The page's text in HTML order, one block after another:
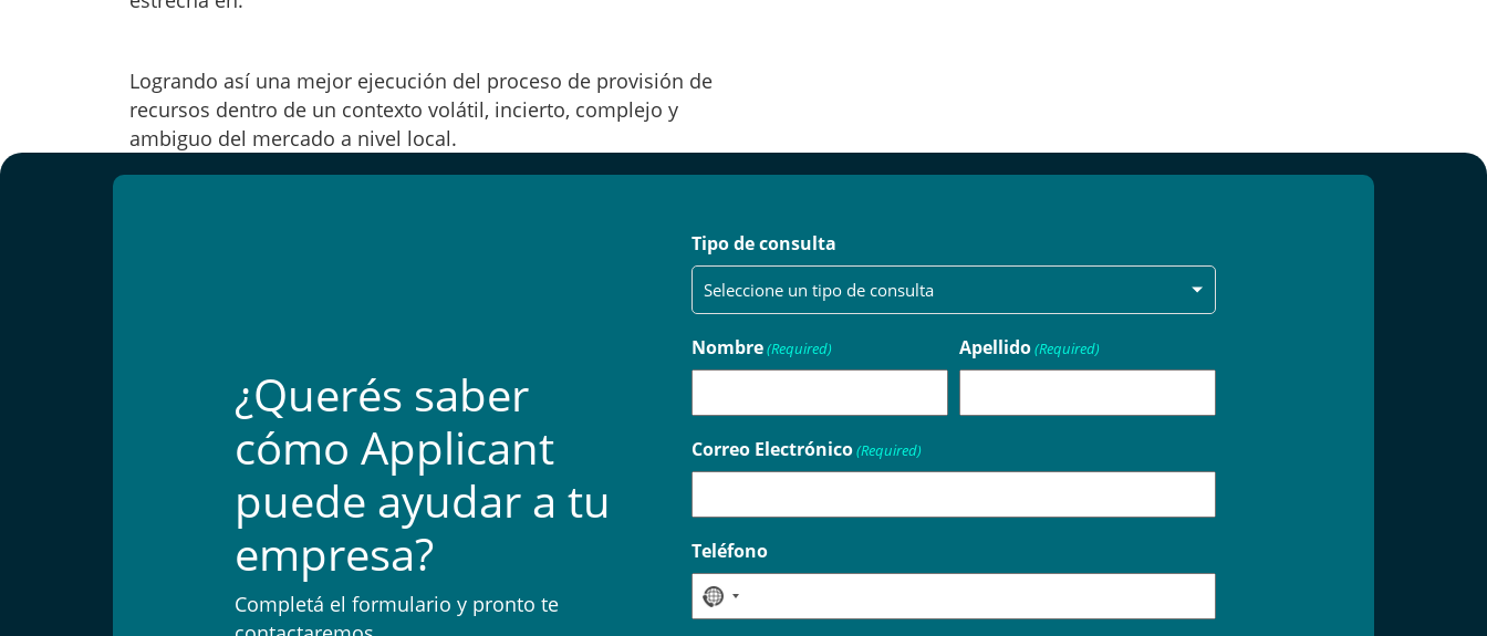
Logrando así una mejor ejecución del proceso de provisión de
recursos dentro de un contexto volátil, incierto, complejo y
ambiguo del mercado a nivel local.
¿Querés saber
cómo Applicant
puede ayudar a tu
empresa?
Completá el formulario y pronto te
Tipo de consulta
Nombre(Required) Apellido(Required)
Correo Electrónico(Required)
Teléfono
No